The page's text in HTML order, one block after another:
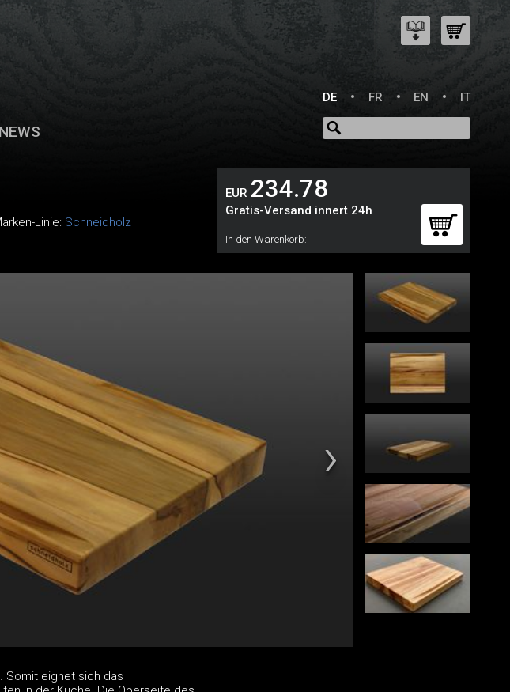
DE
FR EN IT
NEWS
Linie: Schneidholz
EUR 234.78
Gratis-Versand innert 24h
In den Warenkorb:
Somit eignet sich das